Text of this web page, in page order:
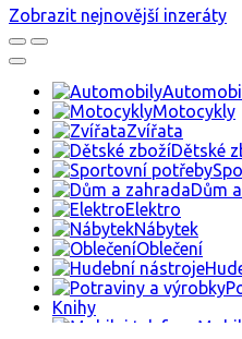
Zobrazit nejnovější inzeráty
Motocykly
Zvířata
Dětské
Dům
Elektro
Nábytek
Oblečení
Knihy